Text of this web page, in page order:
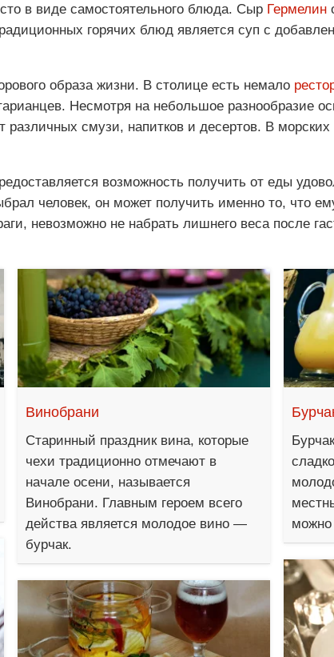
в виде самостоятельного блюда. Сыр Гермелин
горячих блюд является суп с
образа жизни. В столице есть немало
Несмотря на небольшое разнообразие
различных смузи, напитков и десертов. В
возможность получить от еды
человек, он может получить именно то, что
невозможно не набрать лишнего веса после
Винобрани
Старинный праздник вина, которые
чехи традиционно отмечают в
начале осени, называется
Винобрани. Главным героем всего
действа является молодое вино —
бурчак.
можно